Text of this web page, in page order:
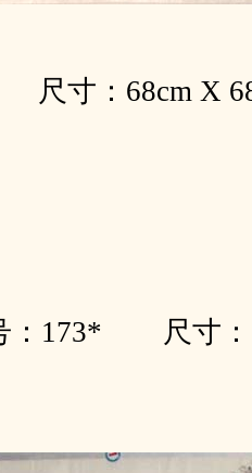
寸：68cm X
号：173* 尺寸